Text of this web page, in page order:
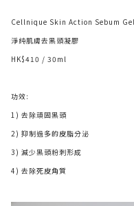
Cellnique Skin Action Sebum Gel
淨純肌膚去黑頭凝膠
HK$410 / 30ml
功效:
1) 去除頑固黑頭
2) 抑制過多的皮脂分泌
3) 減少黑頭粉刺形成
4) 去除死皮角質